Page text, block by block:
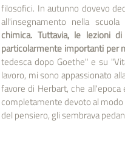
filosofici. In autunno dovevo
all'insegnamento nella scuola
chimica. Tuttavia, le lezioni
particolarmente importanti per
tedesca dopo Goethe" e su
lavoro, mi sono appassionato
favore di Herbart, che
completamente devoto al modo
del pensiero, gli sembrava